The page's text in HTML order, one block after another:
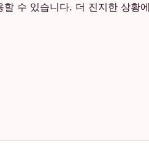
수 있습니다. 더 진지한 상황